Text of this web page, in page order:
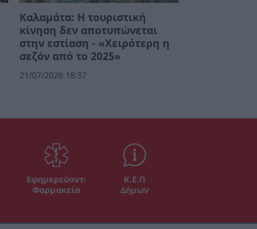
Καλαμάτα: Η τουριστική
κίνηση δεν αποτυπώνεται
στην εστίαση - «Χειρότερη η
σεζόν από το 2025»
21/07/2026 18:37
Εφημερεύοντα
Φαρμακεία
Κ.Ε.Π
Δήμων